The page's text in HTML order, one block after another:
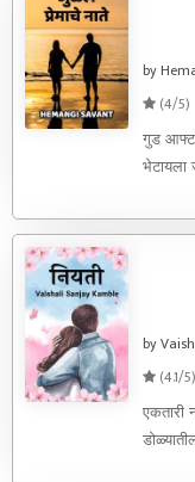
by
(4/5)
गुड
by
(4.1/5)
एकतारी